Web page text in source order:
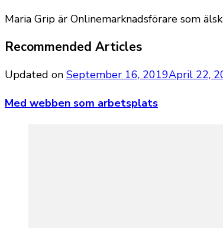
Maria Grip är Onlinemarknadsförare som
Recommended Articles
Updated on September 16, 2019April 22,
Med webben som arbetsplats